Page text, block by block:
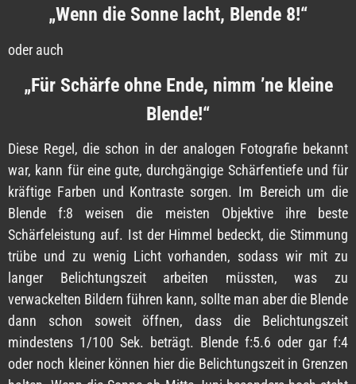
„Wenn die Sonne lacht, Blende 8!“
oder auch
„Für Schärfe ohne Ende, nimm ’ne kleine
Blende!“
Diese Regel, die schon in der analogen Fotografie bekannt
war, kann für eine gute, durchgängige Schärfentiefe und für
kräftige Farben und Kontraste sorgen. Im Bereich um die
Blende f:8 weisen die meisten Objektive ihre beste
Schärfeleistung auf. Ist der Himmel bedeckt, die Stimmung
trübe und zu wenig Licht vorhanden, sodass wir mit zu
langer Belichtungszeit arbeiten müssten, was zu
verwackelten Bildern führen kann, sollte man aber die Blende
dann schon soweit öffnen, dass die Belichtungszeit
mindestens 1/100 Sek. beträgt. Blende f:5.6 oder gar f:4
oder noch kleiner können hier die Belichtungszeit in Grenzen